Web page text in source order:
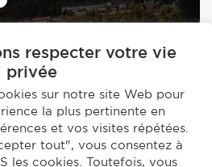
FNAIM du Rhône
- Politique de confidentialité
respecter votre vie
privée
sur notre site Web pour
la plus pertinente en
et vos visites répétées.
tout", vous consentez à
les cookies. Toutefois, vous